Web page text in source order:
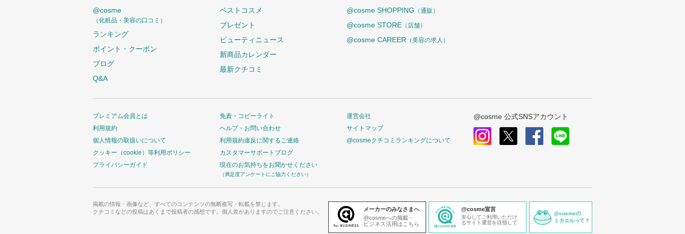
@cosme
（化粧品・美容の口コミ）
ランキング
ポイント・クーポン
ブログ
Q&A
ベストコスメ
プレゼント
ビューティニュース
新商品カレンダー
最新クチコミ
@cosme SHOPPING （通販）
@cosme STORE （店舗）
@cosme CAREER （美容の求人）
プレミアム会員とは
利用規約
個人情報の取扱いについて
クッキー（cookie）等利用ポリシー
プライバシーガイド
免責・コピーライト
ヘルプ・お問い合わせ
利用規約違反に関するご連絡
カスタマーサポートブログ
現在のお気持ちをお聞かせください
（満足度アンケートにご協力ください）
運営会社
サイトマップ
@cosmeクチコミランキングについて
@cosme 公式SNSアカウント
掲載の情報・画像など、すべてのコンテンツの無断複写・転載を禁じます。
クチコミなどの投稿はあくまで投稿者の感想です。個人差がありますのでご注意ください。
メーカーのみなさまへ
@cosmeへの掲載・
ビジネス活用はこちら
@cosme宣言
安心してご利用いただけ
るサイト運営を目指して
@cosmeの
ミカエルって？